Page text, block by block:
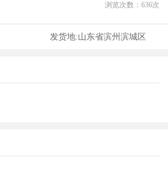
浏览次数： 636次
发货地:山东省滨州滨城区